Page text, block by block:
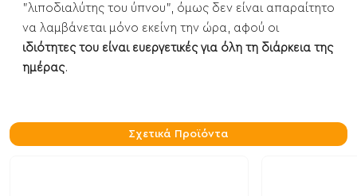
"λιποδιαλύτης του ύπνου", όμως δεν είναι απαραίτητο
να λαμβάνεται μόνο εκείνη την ώρα, αφού οι
ιδιότητες του είναι ευεργετικές για όλη τη διάρκεια της
ημέρας.
Σχετικά Προϊόντα